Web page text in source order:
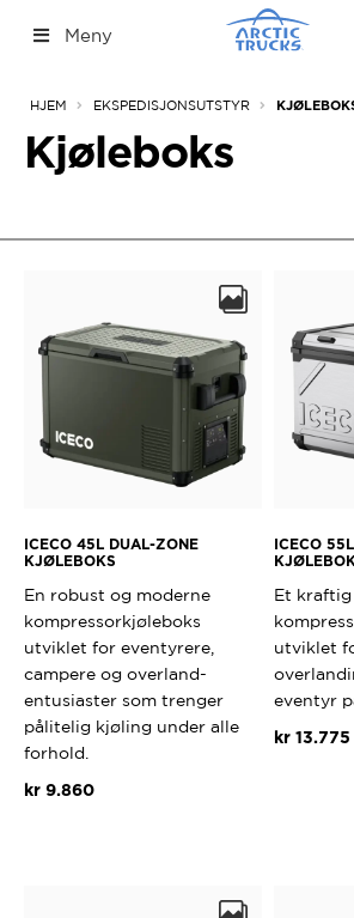
til
til
Meny
HJEM EKSPEDISJONSUTSTYR
Kjøleboks
ICECO 45L DUAL-ZONE
KJØLEBOKS
En robust og moderne
kompressorkjøleboks
utviklet for eventyrere,
campere og overland-
entusiaster som trenger
pålitelig kjøling under alle
forhold.
kr9.860
flere
ICECO
Et
utviklet
eventyr
kr 13.775